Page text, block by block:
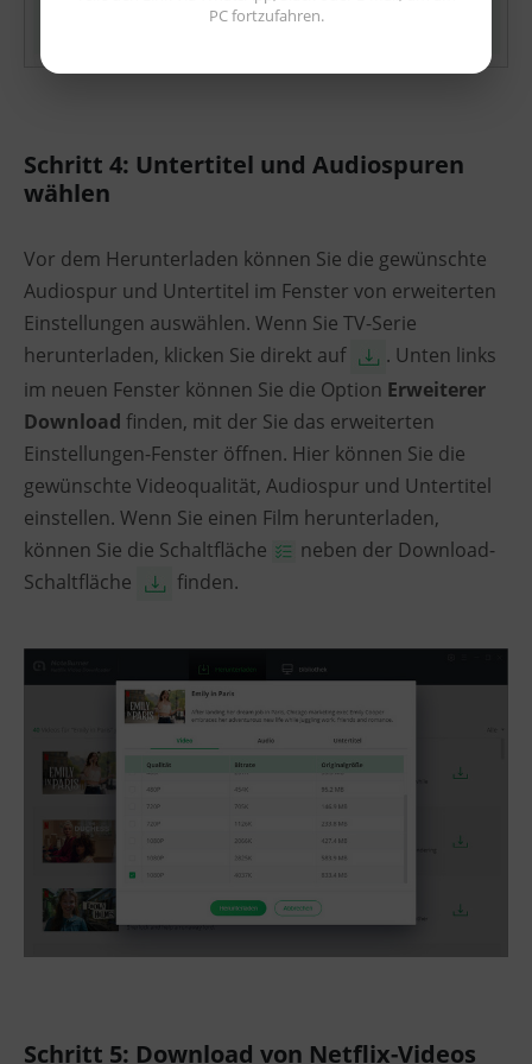
PC fortzufahren.
Schritt 4: Untertitel und Audiospuren
wählen
Vor dem Herunterladen können Sie die gewünschte
Audiospur und Untertitel im Fenster von erweiterten
Einstellungen auswählen. Wenn Sie TV-Serie
herunterladen, klicken Sie direkt auf
. Unten links
im neuen Fenster können Sie die Option Erweiterer
Download finden, mit der Sie das erweiterten
Einstellungen-Fenster öffnen. Hier können Sie die
gewünschte Videoqualität, Audiospur und Untertitel
einstellen. Wenn Sie einen Film herunterladen,
können Sie die Schaltfläche
neben der Download-
Schaltfläche
finden.
Schritt 5: Download von Netflix-Videos